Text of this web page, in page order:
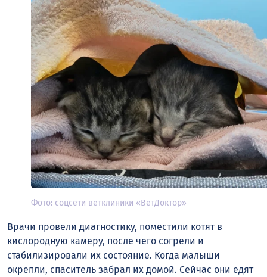
Фото: соцсети ветклиники «ВетДоктор»
Врачи провели диагностику, поместили котят в
кислородную камеру, после чего согрели и
стабилизировали их состояние. Когда малыши
окрепли, спаситель забрал их домой. Сейчас они едят